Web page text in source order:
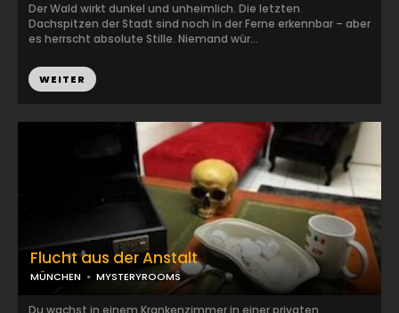
Der Wald wirkt dunkel und unheimlich. Die letzten
Dachspitzen der Stadt sind noch in der Ferne erkennbar – aber
es herrscht absolute Stille. Niemand wür...
WEITER
Flucht aus der Anstalt
MÜNCHEN MYSTERYROOMS
Du wachst in einem Krankenzimmer in einer privaten